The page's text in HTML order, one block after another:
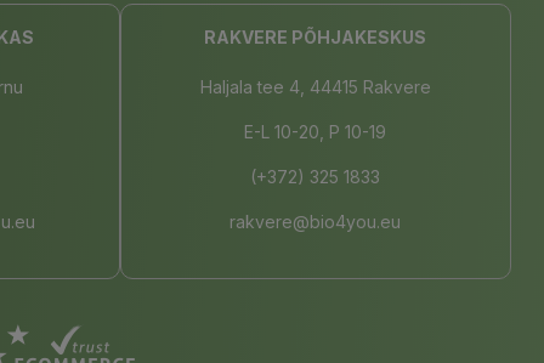
RAKVERE PÕHJAKESKUS
Haljala tee 4, 44415 Rakvere
E-L 10-20, P 10-19
(+372) 325 1833
rakvere@bio4you.eu